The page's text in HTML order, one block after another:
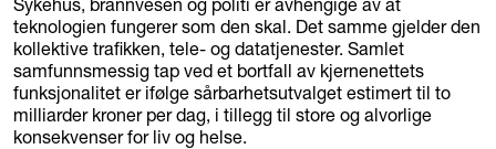
Sykehus, brannvesen og politi er avhengige av at
teknologien fungerer som den skal. Det samme gjelder den
kollektive trafikken, tele- og datatjenester. Samlet
samfunnsmessig tap ved et bortfall av kjernenettets
funksjonalitet er ifølge sårbarhetsutvalget estimert til to
milliarder kroner per dag, i tillegg til store og alvorlige
konsekvenser for liv og helse.